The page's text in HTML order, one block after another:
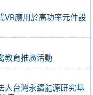
VR應用於高功率元件設
教育推廣活動
人台灣永續能源研究基